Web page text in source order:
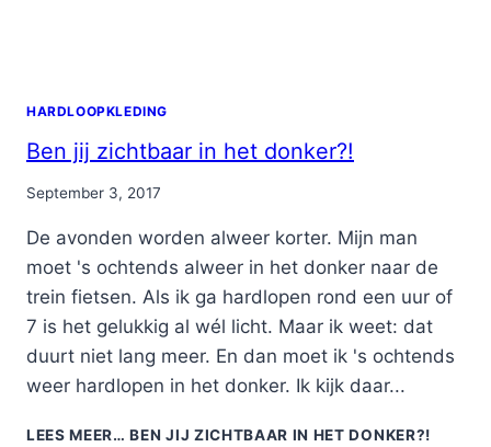
HARDLOOPKLEDING
Ben jij zichtbaar in het donker?!
By
September 3, 2017
De avonden worden alweer korter. Mijn man
moet 's ochtends alweer in het donker naar de
trein fietsen. Als ik ga hardlopen rond een uur of
7 is het gelukkig al wél licht. Maar ik weet: dat
duurt niet lang meer. En dan moet ik 's ochtends
weer hardlopen in het donker. Ik kijk daar...
LEES MEER… BEN JIJ ZICHTBAAR IN HET DONKER?!